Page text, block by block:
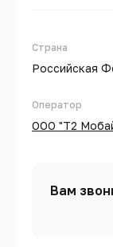
Страна
Российская
Оператор
ООО "Т2
Вам